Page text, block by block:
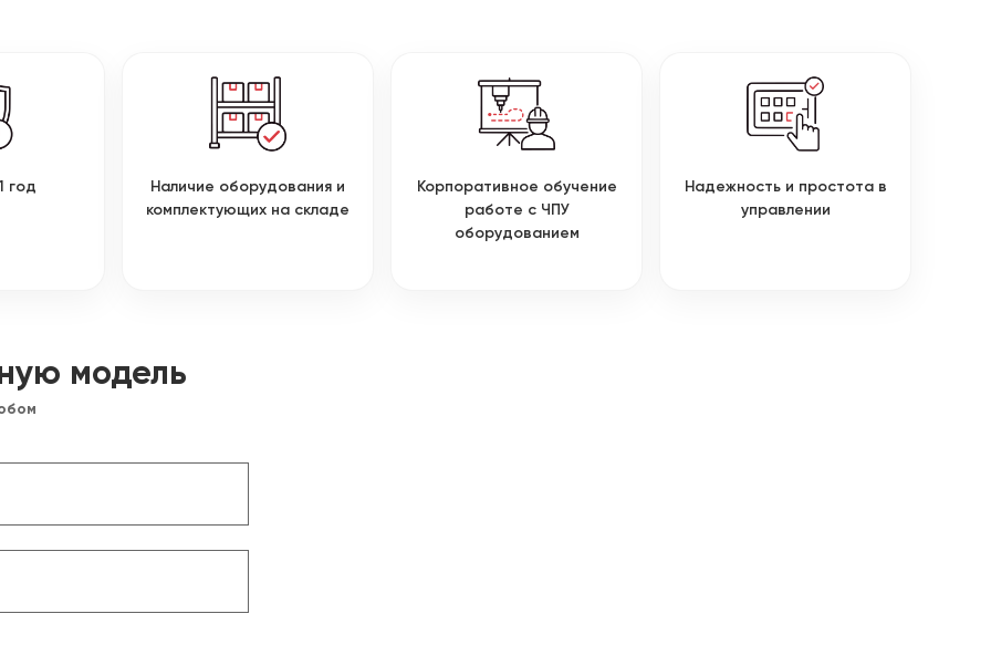
год
Наличие оборудования и
комплектующих на складе
Корпоративное обучение
работе с ЧПУ
оборудованием
Надежность и простота в
управлении
модель